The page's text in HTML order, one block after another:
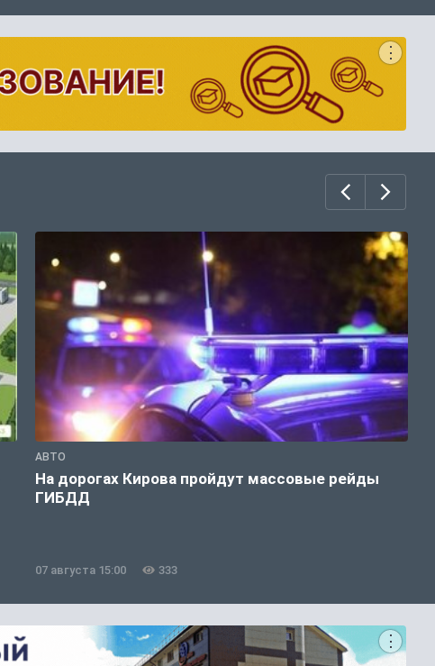
АВТО
На дорогах Кирова пройдут массовые рейды
ГИБДД
07 августа 15:00 333